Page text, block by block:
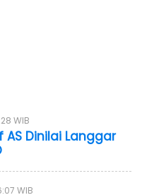
WIB
AS Dinilai Langgar
WIB